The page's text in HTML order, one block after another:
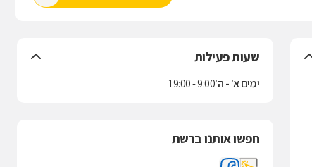
שעות פעילות
ימים א' - ה'9:00 - 19:00
חפשו אותנו ברשת